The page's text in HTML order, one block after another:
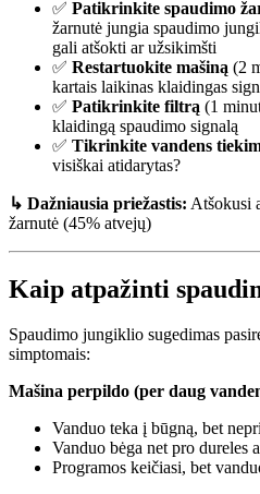
✅ Patikrinkite spaudimo
žarnutė jungia spaudimo
gali atšokti ar užsikimšti
✅ Restartuokite mašiną (2
kartais laikinas klaidingas
✅ Patikrinkite filtrą (1
klaidingą spaudimo signalą
✅ Tikrinkite vandens
visiškai atidarytas?
↳ Dažniausia priežastis: Atšokusi
žarnutė (45% atvejų)
Kaip atpažinti
Spaudimo jungiklio sugedimas
simptomais:
Mašina perpildo (per daug
Vanduo teka į būgną, bet
Vanduo bėga net pro dureles
Programos keičiasi, bet